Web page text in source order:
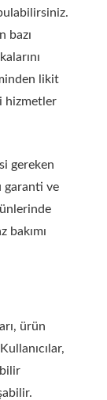
bazı
likit
hizmetler
gereken
garanti ve
bakımı
ürün